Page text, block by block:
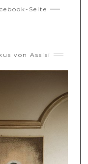
Seite
von Assisi